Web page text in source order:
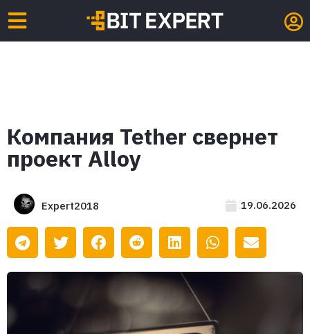
Компания Tether свернет
проект Alloy
Expert2018 19.06.2026